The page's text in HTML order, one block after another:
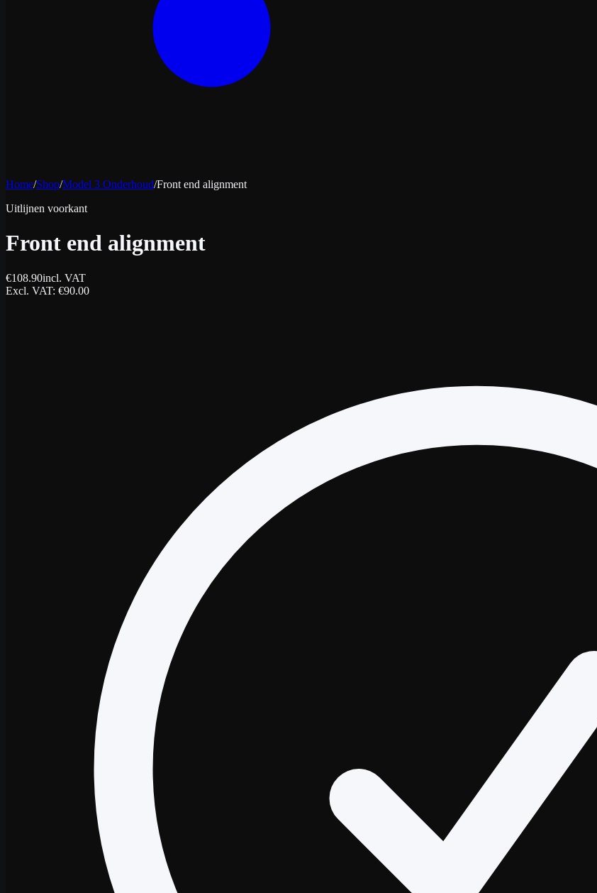
Home/Shop/Model 3 Onderhoud/Front end alignment
Uitlijnen voorkant
Front end alignment
€108.90incl. VAT
Excl. VAT: €90.00